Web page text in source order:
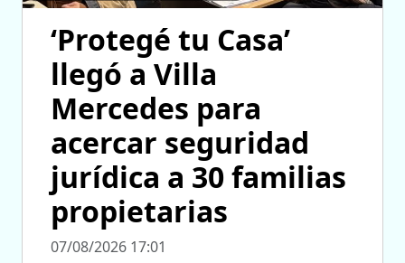
‘Protegé tu Casa’
llegó a Villa
Mercedes para
acercar seguridad
jurídica a 30 familias
propietarias
07/08/2026 17:01